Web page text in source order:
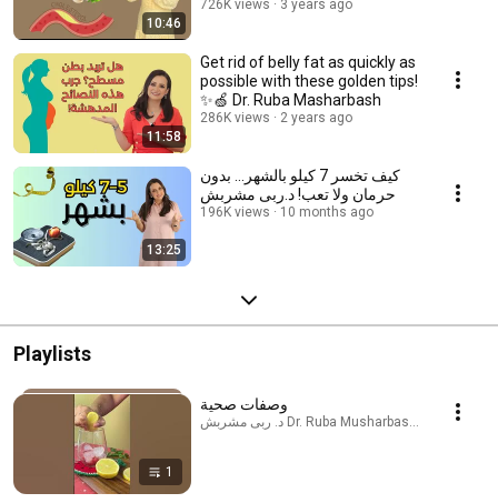
10:46
726K views 3 years ago
11:58
Get rid of belly fat as quickly as
possible with these golden tips!
✨🍏 Dr. Ruba Masharbash
286K views 2 years ago
13:25
كيف تخسر 7 كيلو بالشهر… بدون
حرمان ولا تعب! د.ربى مشربش
196K views 10 months ago
Playlists
1
وصفات صحية
د. ربى مشربش Dr. Ruba Musharbash · Playlist